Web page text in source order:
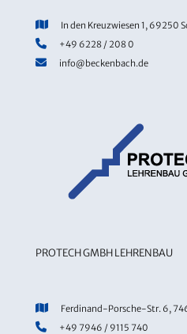
In den Kreuzwiesen 1, 69250
+49 6228 / 208 0
info@beckenbach.de
PROTECH GMBH LEHRENBAU
Ferdinand-Porsche-Str. 6,
+49 7946 / 9115 740